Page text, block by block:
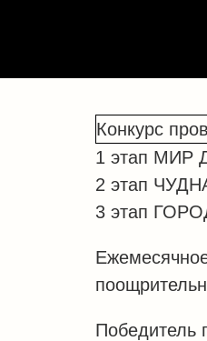
Конкурс
1 этап МИР
2 этап
3 этап
Победитель